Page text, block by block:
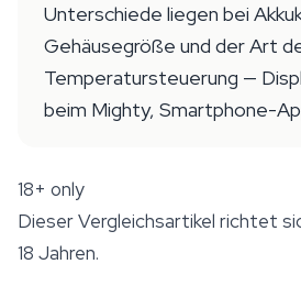
Unterschiede liegen bei
Gehäusegröße und der Art
Temperatursteuerung —
beim Mighty, Smartphone-
18+ only
Dieser Vergleichsartikel richtet
18 Jahren.